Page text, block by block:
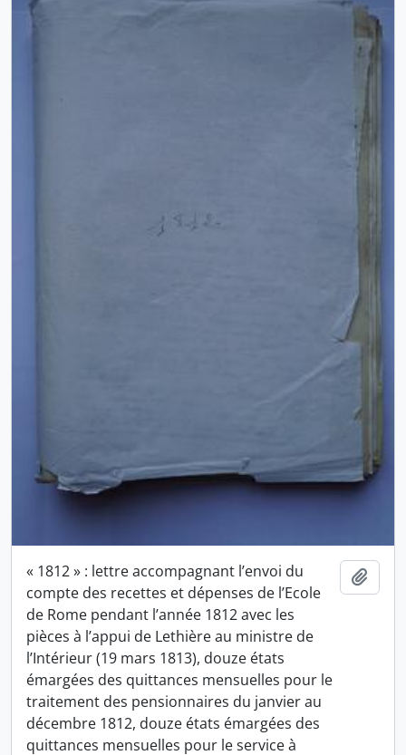
« 1812 » : lettre accompagnant l’envoi du
compte des recettes et dépenses de l’Ecole
de Rome pendant l’année 1812 avec les
pièces à l’appui de Lethière au ministre de
l’Intérieur (19 mars 1813), douze états
émargées des quittances mensuelles pour le
traitement des pensionnaires du janvier au
décembre 1812, douze états émargées des
quittances mensuelles pour le service à